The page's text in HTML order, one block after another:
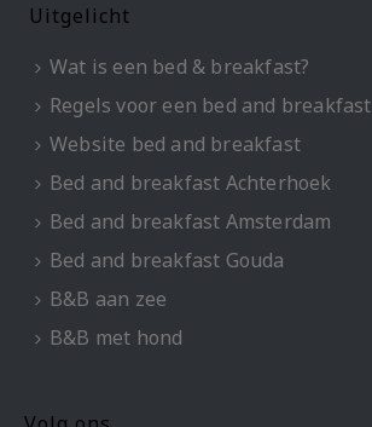
Uitgelicht
Wat is een bed & breakfast?
Regels voor een bed and breakfast
Website bed and breakfast
Bed and breakfast Achterhoek
Bed and breakfast Amsterdam
Bed and breakfast Gouda
B&B aan zee
B&B met hond